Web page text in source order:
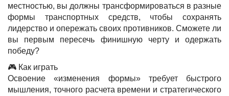
местностью, вы должны трансформироваться в разные
формы транспортных средств, чтобы сохранять
лидерство и опережать своих противников. Сможете ли
вы первым пересечь финишную черту и одержать
победу?
🎮 Как играть
Освоение «изменения формы» требует быстрого
мышления, точного расчета времени и стратегического